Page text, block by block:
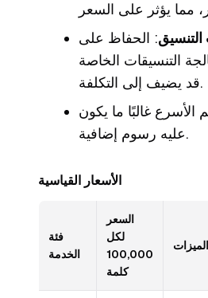
التنسيق: الحفاظ على
التنسيقات الخاصة
قد يضيف إلى التكلفة.
الأسرع غالبًا ما يكون
عليه رسوم إضافية.
الأسعار القياسية
فئة
الخدمة
السعر
لكل
100,000
كلمة
الميزات